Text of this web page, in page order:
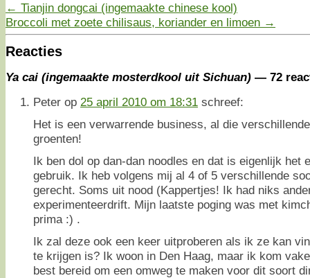
← Tianjin dongcai (ingemaakte chinese kool)
Broccoli met zoete chilisaus, koriander en limoen →
Reacties
Ya cai (ingemaakte mosterdkool uit Sichuan) — 72
Peter op 25 april 2010 om 18:31 schreef:
Het is een verwarrende business, al die
groenten!
Ik ben dol op dan-dan noodles en dat is eigenlijk het
gebruik. Ik heb volgens mij al 4 of 5 verschillende
gerecht. Soms uit nood (Kappertjes! Ik had niks
experimenteerdrift. Mijn laatste poging was met
prima :) .
Ik zal deze ook een keer uitproberen als ik ze kan
te krijgen is? Ik woon in Den Haag, maar ik kom
best bereid om een omweg te maken voor dit soort